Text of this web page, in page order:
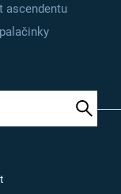
ascendentu